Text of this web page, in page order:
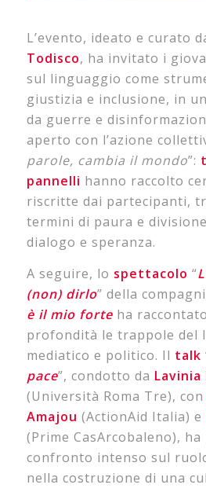
L’evento, ideato e curato
Todisco, ha invitato i
sul linguaggio come
giustizia e inclusione, in
da guerre e
aperto con l’azione
parole, cambia il mondo”:
pannelli hanno raccolto
riscritte dai partecipanti,
termini di paura e
dialogo e speranza.
A seguire, lo spettacolo “
(non) dirlo” della
è il mio forteha
profondità le trappole del
mediatico e politico. Il talk
pace”, condotto da Lavinia
(Università Roma Tre), con
Amajou (ActionAid Italia) e
(Prime CasArcobaleno),
confronto intenso sul
nella costruzione di una